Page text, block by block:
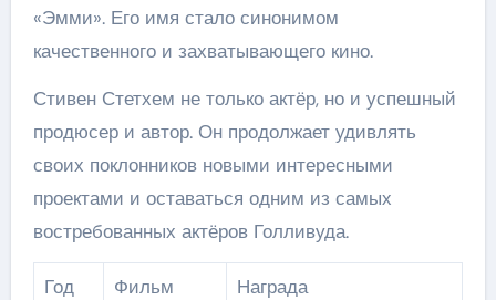
«Эмми». Его имя стало синонимом
качественного и захватывающего кино.
Стивен Стетхем не только актёр, но и успешный
продюсер и автор. Он продолжает удивлять
своих поклонников новыми интересными
проектами и оставаться одним из самых
востребованных актёров Голливуда.
Год Фильм Награда